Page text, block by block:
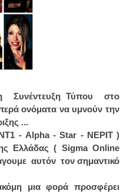
Συνέντευξη Τύπου στο
ονόματα να υμνούν την
...
- Alpha - Star - ΝΕΡΙΤ )
Ελλάδας ( Sigma Online
αυτόν τον σημαντικό
μια φορά προσφέρει